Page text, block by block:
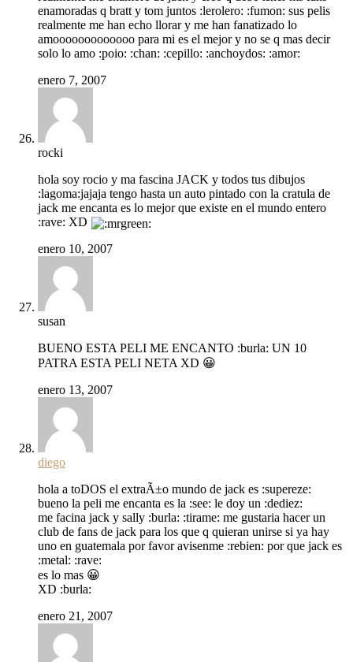
enamoradas q bratt y tom juntos :lerolero: :fumon: sus pelis
realmente me han echo llorar y me han fanatizado lo
amooooooooooooo para mi es el mejor y no se q mas decir
solo lo amo :poio: :chan: :cepillo: :anchoydos: :amor:
enero 7, 2007
rocki
hola soy rocio y ma fascina JACK y todos tus dibujos
:lagoma:jajaja tengo hasta un auto pintado con la cratula de
jack me encanta es lo mejor que existe en el mundo entero
:rave: XD
enero 10, 2007
susan
BUENO ESTA PELI ME ENCANTO :burla: UN 10
PATRA ESTA PELI NETA XD 😀
enero 13, 2007
diego
hola a toDOS el extraÃ±o mundo de jack es :supereze:
bueno la peli me encanta es la :see: le doy un :dediez:
me facina jack y sally :burla: :tirame: me gustaria hacer un
club de fans de jack para los que q quieran unirse si ya hay
uno en guatemala por favor avisenme :rebien: por que jack es
:metal: :rave:
es lo mas 😀
XD :burla:
enero 21, 2007